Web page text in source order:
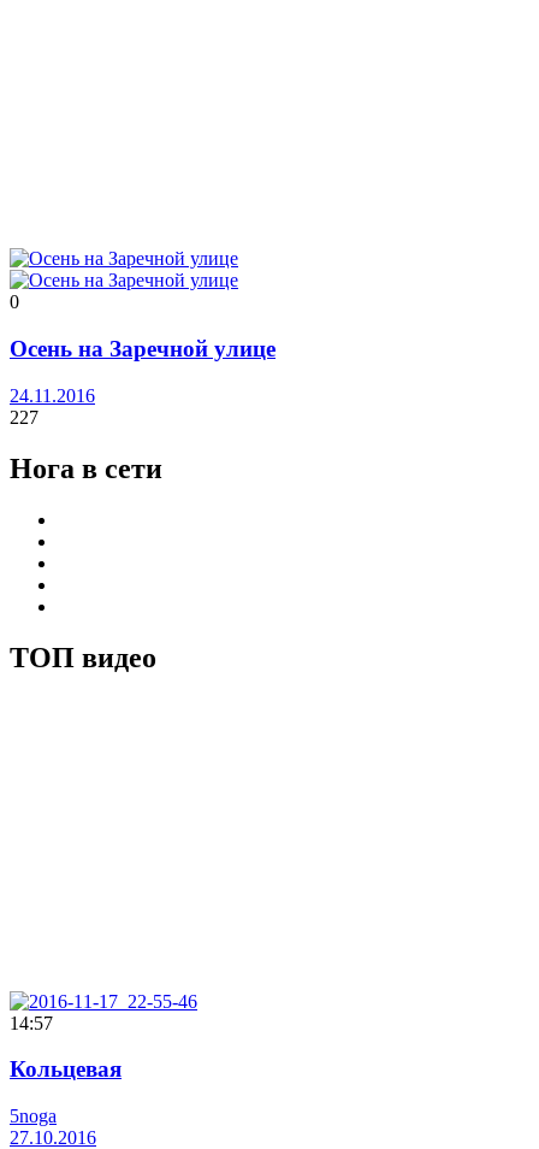
0
Осень на Заречной улице
24.11.2016
227
Нога в сети
ТОП видео
14:57
Кольцевая
5noga
27.10.2016